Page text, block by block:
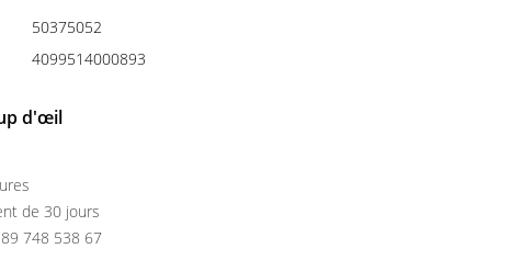
50375052
4099514000893
d'œil
de 30 jours
748 538 67